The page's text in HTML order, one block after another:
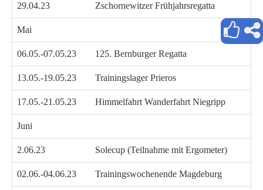
29.04.23 Zschornewitzer Frühjahrsregatta
Mai
06.05.-07.05.23 125. Bernburger Regatta
13.05.-19.05.23 Trainingslager Prieros
17.05.-21.05.23 Himmelfahrt Wanderfahrt Niegripp
Juni
2.06.23 Solecup (Teilnahme mit Ergometer)
02.06.-04.06.23 Trainingswochenende Magdeburg